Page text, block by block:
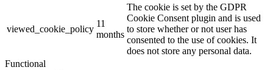
viewed_cookie_policy
11
months
The cookie is set by the GDPR
Cookie Consent plugin and is used
to store whether or not user has
consented to the use of cookies. It
does not store any personal data.
Functional